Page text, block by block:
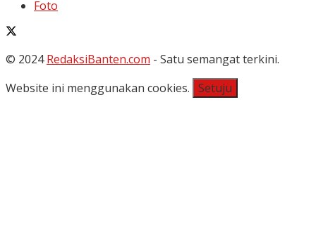
Foto
© 2024RedaksiBanten.com - Satu semangat terkini.
Website ini menggunakan cookies. Setuju